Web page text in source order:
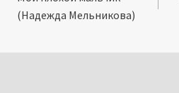
(Надежда Мельникова)